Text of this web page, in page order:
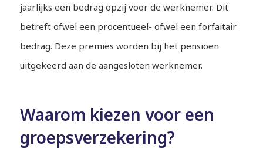
jaarlijks een bedrag opzij voor de werknemer. Dit
betreft ofwel een procentueel- ofwel een forfaitair
bedrag. Deze premies worden bij het pensioen
uitgekeerd aan de aangesloten werknemer.
Waarom kiezen voor een
groepsverzekering?